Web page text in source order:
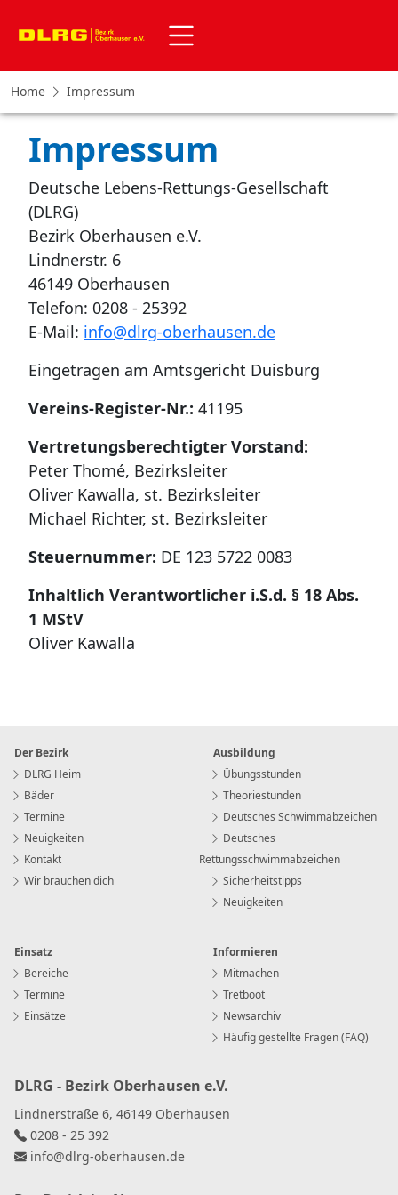
Home Impressum
Impressum
Deutsche Lebens-Rettungs-Gesellschaft
(DLRG)
Bezirk Oberhausen e.V.
Lindnerstr. 6
46149 Oberhausen
Telefon: 0208 - 25392
E-Mail: info@dlrg-oberhausen.de
Eingetragen am Amtsgericht Duisburg
Vereins-Register-Nr.: 41195
Vertretungsberechtigter Vorstand:
Peter Thomé, Bezirksleiter
Oliver Kawalla, st. Bezirksleiter
Michael Richter, st. Bezirksleiter
Steuernummer: DE 123 5722 0083
Inhaltlich Verantwortlicher i.S.d. § 18 Abs.
1 MStV
Oliver Kawalla
Der Bezirk
DLRG Heim
Bäder
Termine
Neuigkeiten
Kontakt
Wir brauchen dich
Ausbildung
Übungsstunden
Theoriestunden
Deutsches Schwimmabzeichen
Deutsches
Rettungsschwimmabzeichen
Sicherheitstipps
Neuigkeiten
Einsatz
Bereiche
Termine
Einsätze
Informieren
Mitmachen
Tretboot
Newsarchiv
Häufig gestellte Fragen (FAQ)
DLRG - Bezirk Oberhausen e.V.
Lindnerstraße 6, 46149 Oberhausen
0208 - 25 392
info@dlrg-oberhausen.de